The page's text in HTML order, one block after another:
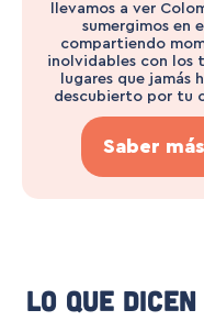
llevamos a ver
sumergimos en
compartiendo
inolvidables con los
lugares que jamás
descubierto por tu
Saber más
Lo Que